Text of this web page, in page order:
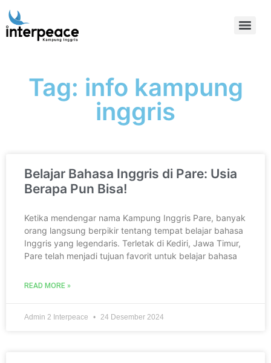
Tag: info kampung
inggris
Belajar Bahasa Inggris di Pare: Usia
Berapa Pun Bisa!
Ketika mendengar nama Kampung Inggris Pare, banyak
orang langsung berpikir tentang tempat belajar bahasa
Inggris yang legendaris. Terletak di Kediri, Jawa Timur,
Pare telah menjadi tujuan favorit untuk belajar bahasa
READ MORE »
Admin 2 Interpeace 24 Desember 2024